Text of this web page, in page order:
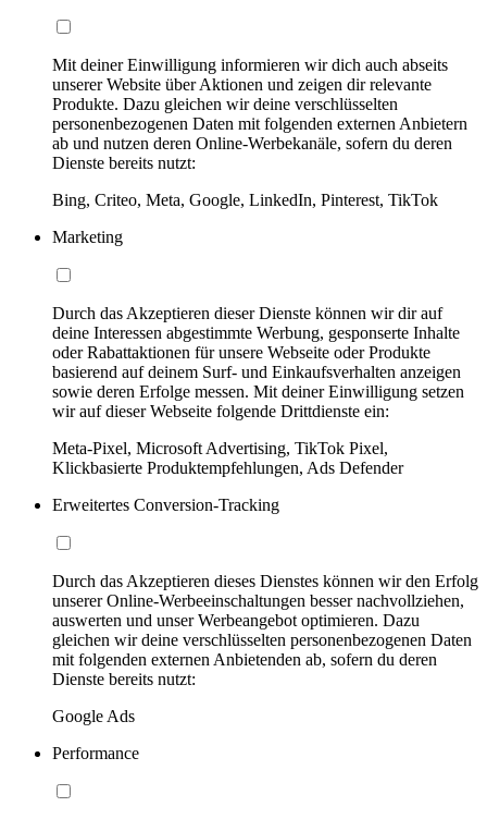
Mit deiner Einwilligung informieren wir dich auch abseits
unserer Website über Aktionen und zeigen dir relevante
Produkte. Dazu gleichen wir deine verschlüsselten
personenbezogenen Daten mit folgenden externen Anbietern
ab und nutzen deren Online-Werbekanäle, sofern du deren
Dienste bereits nutzt:
Bing, Criteo, Meta, Google, LinkedIn, Pinterest, TikTok
Marketing
Durch das Akzeptieren dieser Dienste können wir dir auf
deine Interessen abgestimmte Werbung, gesponserte Inhalte
oder Rabattaktionen für unsere Webseite oder Produkte
basierend auf deinem Surf- und Einkaufsverhalten anzeigen
sowie deren Erfolge messen. Mit deiner Einwilligung setzen
wir auf dieser Webseite folgende Drittdienste ein:
Meta-Pixel, Microsoft Advertising, TikTok Pixel,
Klickbasierte Produktempfehlungen, Ads Defender
Erweitertes Conversion-Tracking
Durch das Akzeptieren dieses Dienstes können wir den Erfolg
unserer Online-Werbeeinschaltungen besser nachvollziehen,
auswerten und unser Werbeangebot optimieren. Dazu
gleichen wir deine verschlüsselten personenbezogenen Daten
mit folgenden externen Anbietenden ab, sofern du deren
Dienste bereits nutzt:
Google Ads
Performance